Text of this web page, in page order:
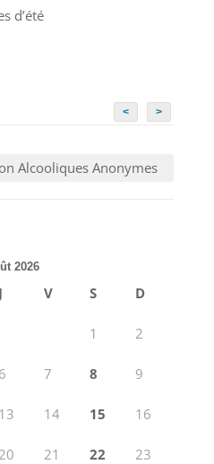
d’été
< >
Alcooliques Anonymes
2026
J V S D
1 2
6 7 8 9
13 14 15 16
20 21 22 23